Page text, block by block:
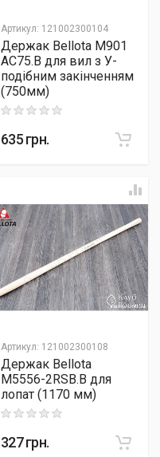
Артикул: 121002300104
Держак Bellota M901
AC75.B для вил з У-
подібним закінченням
(750мм)
Rating: 0 out of 5
635грн.
Артикул: 121002300108
Держак Bellota
M5556-2RSB.B для
лопат (1170 мм)
Rating: 0 out of 5
327грн.